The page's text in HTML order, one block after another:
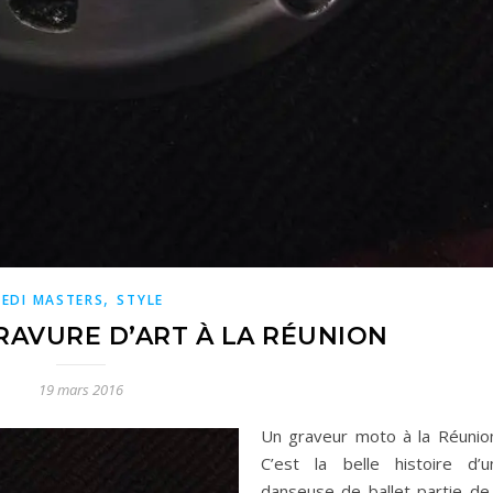
MASTERS,STYLE
D’ART À LA RÉUNION
19 mars 2016
Un graveur moto à la
C’est la belle histoire